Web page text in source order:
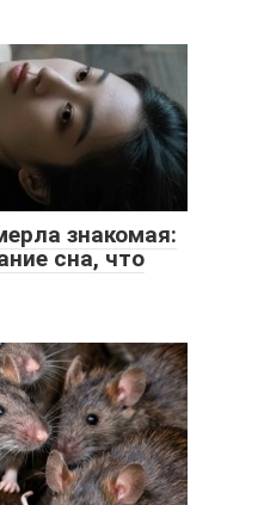
знакомая:
сна, что